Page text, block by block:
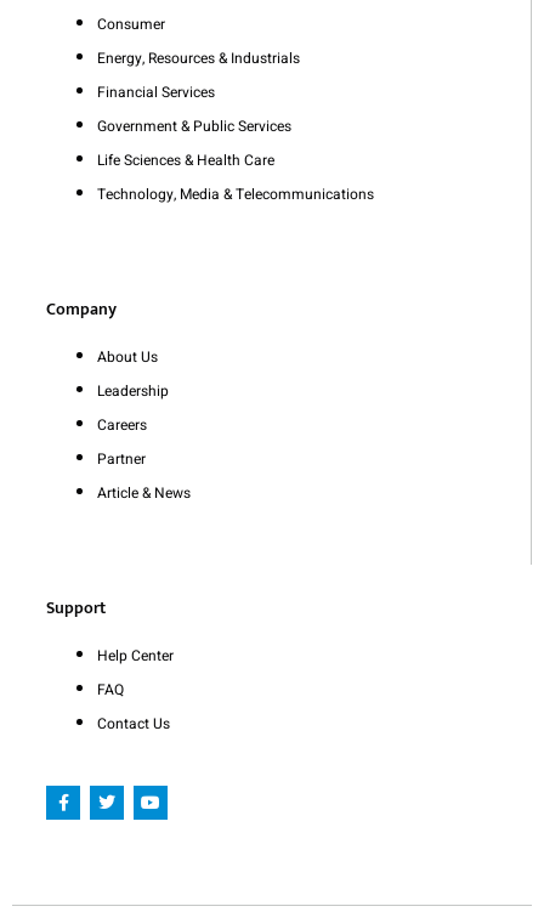
Consumer
Energy, Resources & Industrials
Financial Services
Government & Public Services
Life Sciences & Health Care
Technology, Media & Telecommunications
Company
About Us
Leadership
Careers
Partner
Article & News
Support
Help Center
FAQ
Contact Us
F
a
c
T
w
i
Y
o
u